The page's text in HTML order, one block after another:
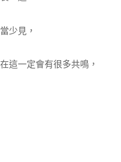
少見，
這一定會有很多共鳴，